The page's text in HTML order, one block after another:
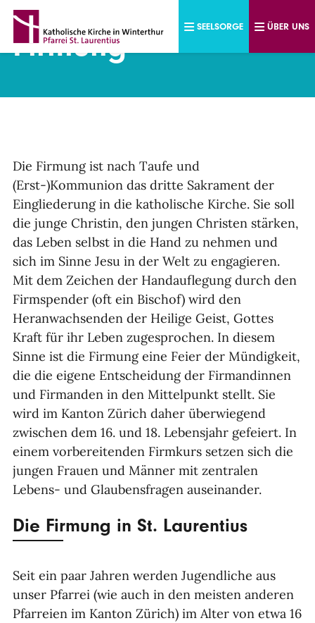
Direkt zum Inhalt
SEELSORGE ÜBER UNS
Firmung
Die Firmung ist nach Taufe und
(Erst-)Kommunion das dritte Sakrament der
Eingliederung in die katholische Kirche. Sie soll
die junge Christin, den jungen Christen stärken,
das Leben selbst in die Hand zu nehmen und
sich im Sinne Jesu in der Welt zu engagieren.
Mit dem Zeichen der Handauflegung durch den
Firmspender (oft ein Bischof) wird den
Heranwachsenden der Heilige Geist, Gottes
Kraft für ihr Leben zugesprochen. In diesem
Sinne ist die Firmung eine Feier der Mündigkeit,
die die eigene Entscheidung der Firmandinnen
und Firmanden in den Mittelpunkt stellt. Sie
wird im Kanton Zürich daher überwiegend
zwischen dem 16. und 18. Lebensjahr gefeiert. In
einem vorbereitenden Firmkurs setzen sich die
jungen Frauen und Männer mit zentralen
Lebens- und Glaubensfragen auseinander.
Die Firmung in St. Laurentius
Seit ein paar Jahren werden Jugendliche aus
unser Pfarrei (wie auch in den meisten anderen
Pfarreien im Kanton Zürich) im Alter von etwa 16